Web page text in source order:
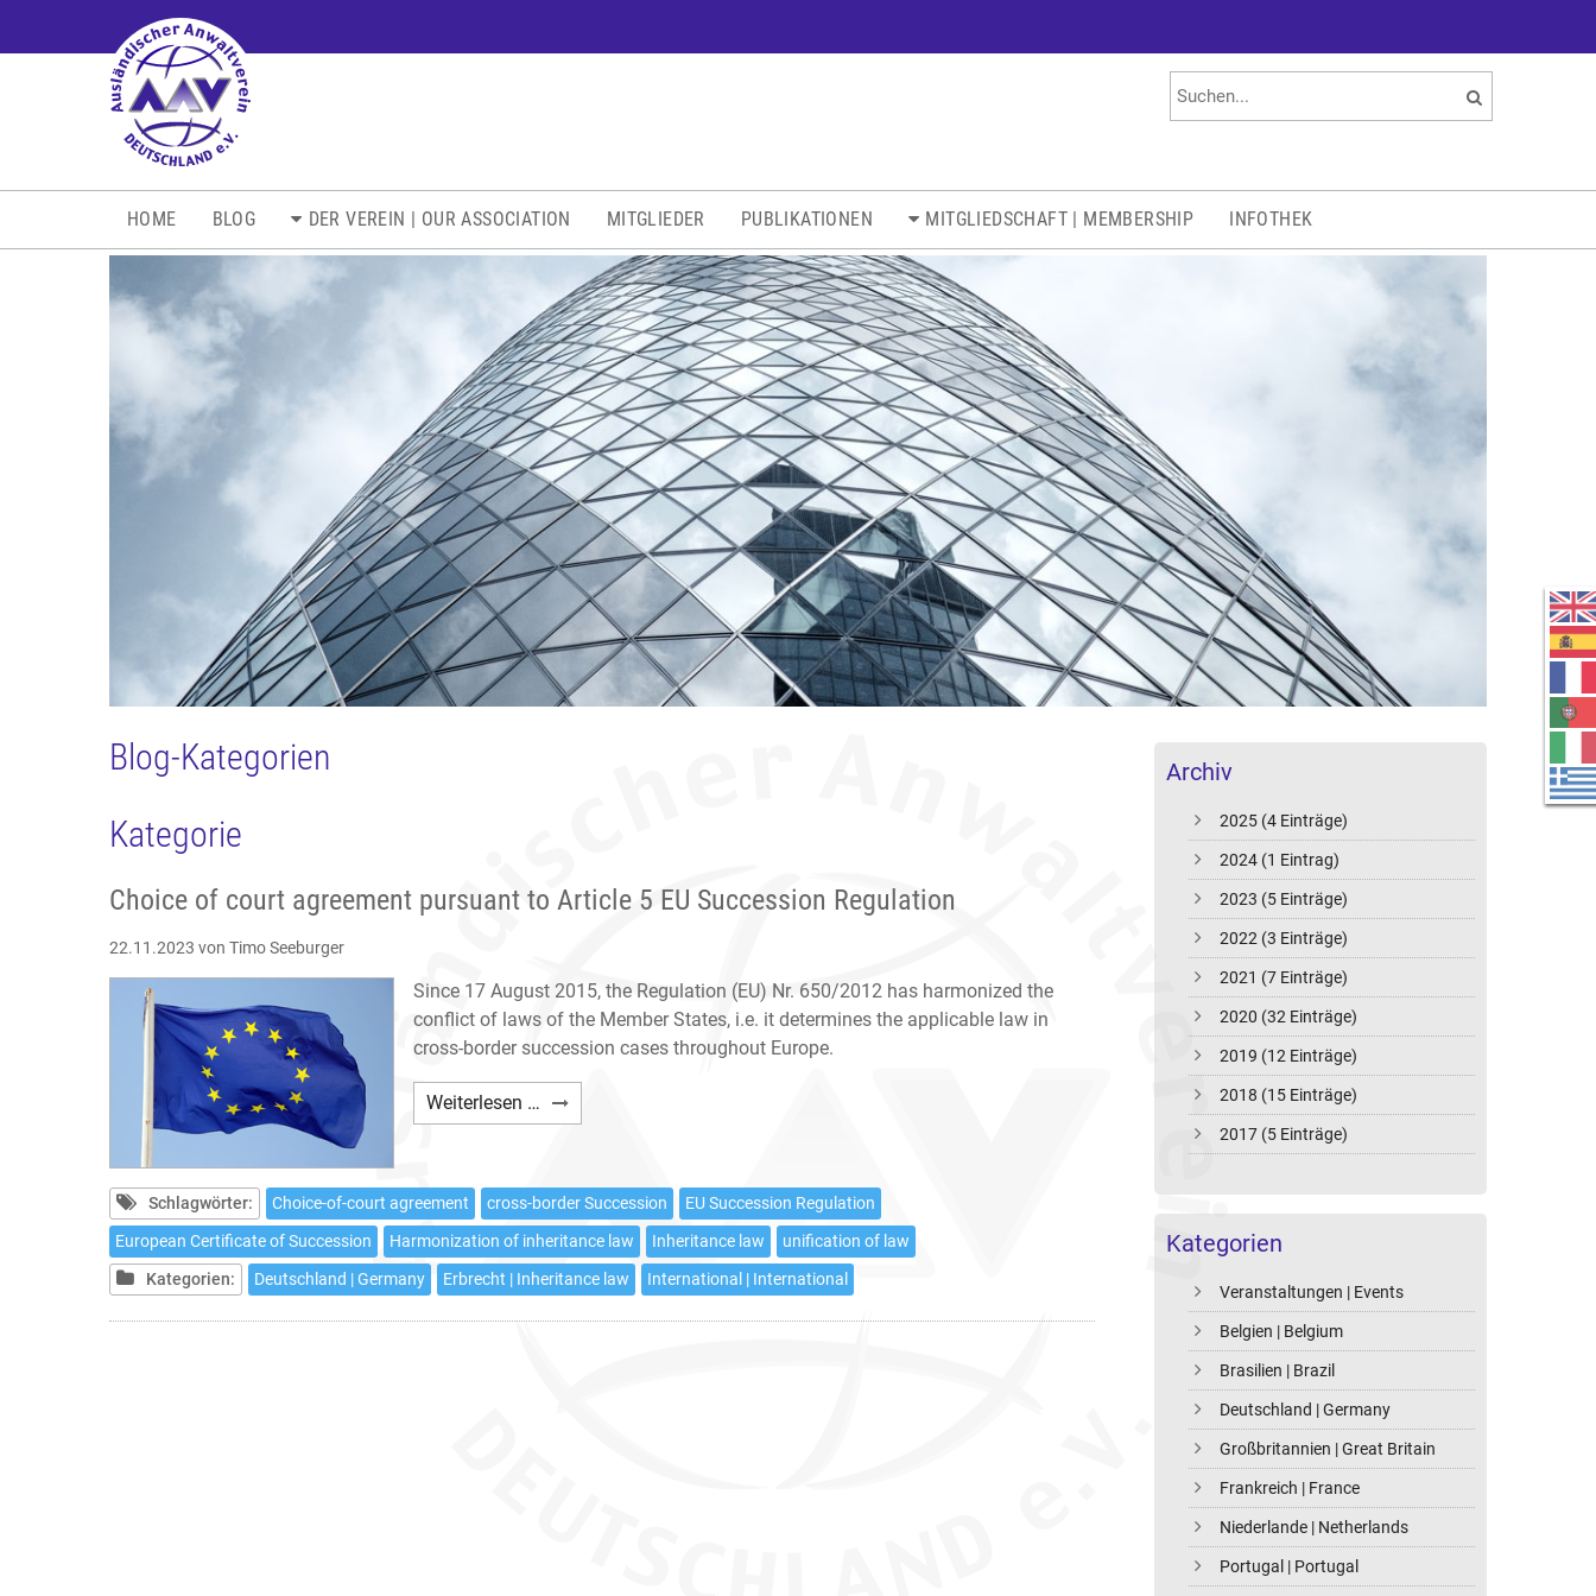
HOME BLOG DER VEREIN | OUR ASSOCIATION MITGLIEDER PUBLIKATIONEN MITGLIEDSCHAFT | MEMBERSHIP INFOTHEK
Archiv
2025 (4 Einträge)
2024 (1 Eintrag)
2023 (5 Einträge)
2022 (3 Einträge)
2021 (7 Einträge)
2020 (32 Einträge)
2019 (12 Einträge)
2018 (15 Einträge)
2017 (5 Einträge)
Kategorien
Veranstaltungen | Events
Belgien | Belgium
Brasilien | Brazil
Deutschland | Germany
Großbritannien | Great Britain
Frankreich | France
Niederlande | Netherlands
Portugal | Portugal
Blog-Kategorien
Kategorie
Choice of court agreement pursuant to Article 5 EU Succession Regulation
22.11.2023 von Timo Seeburger
Since 17 August 2015, the Regulation (EU) Nr. 650/2012 has harmonized the
conflict of laws of the Member States, i.e. it determines the applicable law in
cross-border succession cases throughout Europe.
Weiterlesen … Choice
of
agreement
pursuant
to
Article
5
EU
Schlagwörter: Choice-of-court agreement cross-border Succession
EU Succession Regulation
European Certificate of Succession
Harmonization of inheritance law Inheritance law
unification of law
Kategorien:
Deutschland | Germany Erbrecht | Inheritance law International | International